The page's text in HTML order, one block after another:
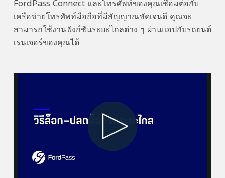
FordPass Connect และโทรศัพท์ของคุณเชื่อมต่อกับ
เครือข่ายโทรศัพท์มือถือที่มีสัญญาณชัดเจนดี คุณจะ
สามารถใช้งานฟังก์ชันระยะไกลต่าง ๆ ผ่านแอปกับรถยนต์
เรนเจอร์ของคุณได้
Play